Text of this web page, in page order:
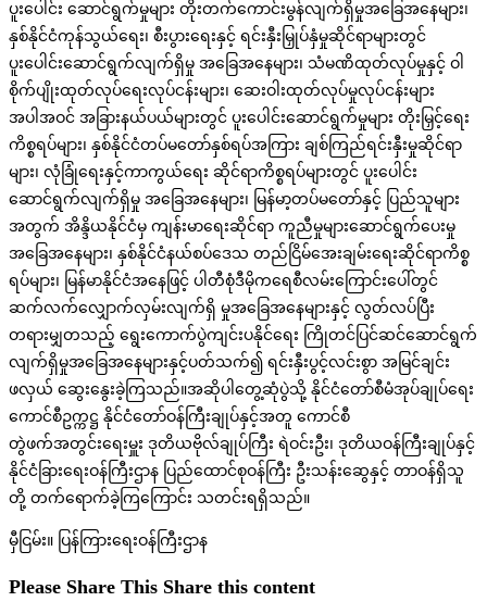
ပူးပေါင်း ဆောင်ရွက်မှုများ တိုးတက်ကောင်းမွန်လျက်ရှိမှုအခြေအနေများ၊
နှစ်နိုင်ငံကုန်သွယ်ရေး၊ စီးပွားရေးနှင့် ရင်းနှီးမြှုပ်နှံမှုဆိုင်ရာများတွင်
ပူးပေါင်းဆောင်ရွက်လျက်ရှိမှု အခြေအနေများ၊ သံမဏိထုတ်လုပ်မှုနှင့် ဝါ
စိုက်ပျိုးထုတ်လုပ်ရေးလုပ်ငန်းများ၊ ဆေးဝါးထုတ်လုပ်မှုလုပ်ငန်းများ
အပါအဝင် အခြားနယ်ပယ်များတွင် ပူးပေါင်းဆောင်ရွက်မှုများ တိုးမြှင့်ရေး
ကိစ္စရပ်များ၊ နှစ်နိုင်ငံတပ်မတော်နှစ်ရပ်အကြား ချစ်ကြည်ရင်းနှီးမှုဆိုင်ရာ
များ၊ လုံခြုံရေးနှင့်ကာကွယ်ရေး ဆိုင်ရာကိစ္စရပ်များတွင် ပူးပေါင်း
ဆောင်ရွက်လျက်ရှိမှု အခြေအနေများ၊ မြန်မာ့တပ်မတော်နှင့် ပြည်သူများ
အတွက် အိန္ဒိယနိုင်ငံမှ ကျန်းမာရေးဆိုင်ရာ ကူညီမှုများဆောင်ရွက်ပေးမှု
အခြေအနေများ၊ နှစ်နိုင်ငံနယ်စပ်ဒေသ တည်ငြိမ်အေးချမ်းရေးဆိုင်ရာကိစ္စ
ရပ်များ၊ မြန်မာနိုင်ငံအနေဖြင့် ပါတီစုံဒီမိုကရေစီလမ်းကြောင်းပေါ်တွင်
ဆက်လက်လျှောက်လှမ်းလျက်ရှိ မှုအခြေအနေများနှင့် လွတ်လပ်ပြီး
တရားမျှတသည့် ရွေးကောက်ပွဲကျင်းပနိုင်ရေး ကြိုတင်ပြင်ဆင်ဆောင်ရွက်
လျက်ရှိမှုအခြေအနေများနှင့်ပတ်သက်၍ ရင်းနှီးပွင့်လင်းစွာ အမြင်ချင်း
ဖလှယ် ဆွေးနွေးခဲ့ကြသည်။အဆိုပါတွေ့ဆုံပွဲသို့ နိုင်ငံတော်စီမံအုပ်ချုပ်ရေး
ကောင်စီဥက္ကဋ္ဌ နိုင်ငံတော်ဝန်ကြီးချုပ်နှင့်အတူ ကောင်စီ
တွဲဖက်အတွင်းရေးမှူး ဒုတိယဗိုလ်ချုပ်ကြီး ရဲဝင်းဦး၊ ဒုတိယဝန်ကြီးချုပ်နှင့်
နိုင်ငံခြားရေးဝန်ကြီးဌာန ပြည်ထောင်စုဝန်ကြီး ဦးသန်းဆွေနှင့် တာဝန်ရှိသူ
တို့ တက်ရောက်ခဲ့ကြကြောင်း သတင်းရရှိသည်။
မှီငြမ်း။ ပြန်ကြားရေးဝန်ကြီးဌာန
Please Share This Share this content